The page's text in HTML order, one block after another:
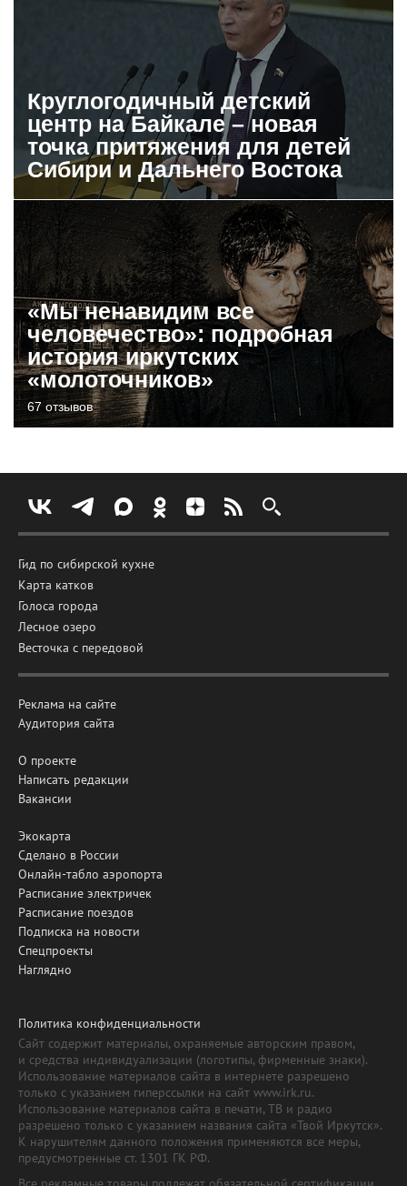
Круглогодичный детский
центр на Байкале – новая
точка притяжения для детей
Сибири и Дальнего Востока
«Мы ненавидим все
человечество»: подробная
история иркутских
«молоточников»
67 отзывов
Гид по сибирской кухне
Карта катков
Голоса города
Лесное озеро
Весточка с передовой
Реклама на сайте
Аудитория сайта
О проекте
Написать редакции
Вакансии
Экокарта
Сделано в России
Онлайн-табло аэропорта
Расписание электричек
Расписание поездов
Подписка на новости
Спецпроекты
Наглядно
Политика конфиденциальности
Сайт содержит материалы, охраняемые авторским правом,
и средства индивидуализации (логотипы, фирменные знаки).
Использование материалов сайта в интернете разрешено
только с указанием гиперссылки на сайт www.irk.ru.
Использование материалов сайта в печати, ТВ и радио
разрешено только с указанием названия сайта «Твой Иркутск».
К нарушителям данного положения применяются все меры,
предусмотренные ст. 1301 ГК РФ.